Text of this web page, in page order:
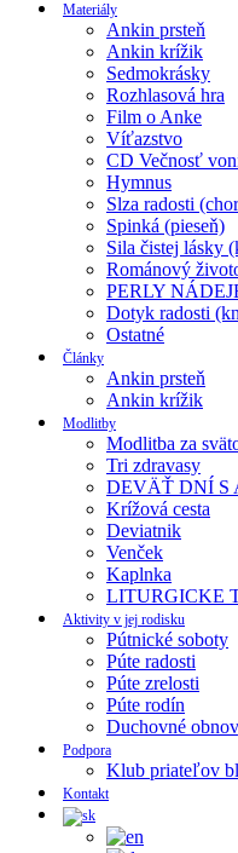
Materiály
Ankin prsteň
Ankin krížik
Sedmokrásky
Rozhlasová hra
Film o Anke
Víťazstvo
CD Večnosť
Hymnus
Slza radosti
Spinká (pieseň)
Sila čistej lásky
Románový
PERLY
Dotyk radosti
Ostatné
Články
Ankin prsteň
Ankin krížik
Modlitby
Modlitba za
Tri zdravasy
DEVÄŤ DNÍ S
Krížová cesta
Deviatnik
Venček
Kaplnka
LITURGICKE
Aktivity v jej rodisku
Pútnické soboty
Púte radosti
Púte zrelosti
Púte rodín
Duchovné
Podpora
Klub priateľov
Kontakt